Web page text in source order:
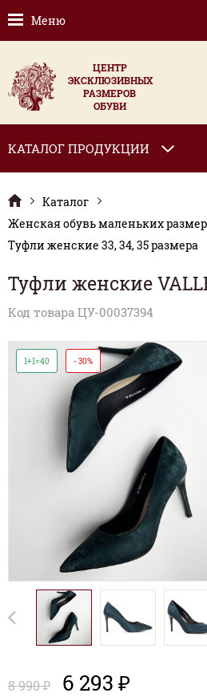
Меню
ЦЕНТР
ЭКСКЛЮЗИВНЫХ
РАЗМЕРОВ
ОБУВИ
КАТАЛОГ ПРОДУКЦИИ
Каталог
Женская обувь маленьких
Туфли женские 33, 34, 35 размера
Туфли женские
Код товара ЦУ-00037394
1+1=40 - 30%
8 990 ₽ 6 293 ₽